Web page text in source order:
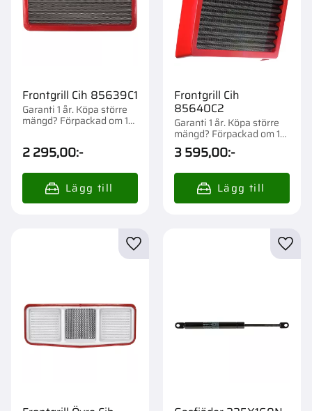
Frontgrill Cih 85639C1
Garanti 1 år. Köpa större
mängd? Förpackad om 1
2 295,00:-
Frontgrill Cih
85640C2
Garanti 1 år. Köpa större
mängd? Förpackad om 1
st.
3 595,00:-
Lägg till i favoriter